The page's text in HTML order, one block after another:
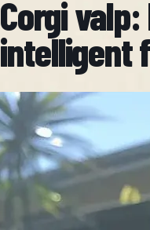
Corgi
intelligent